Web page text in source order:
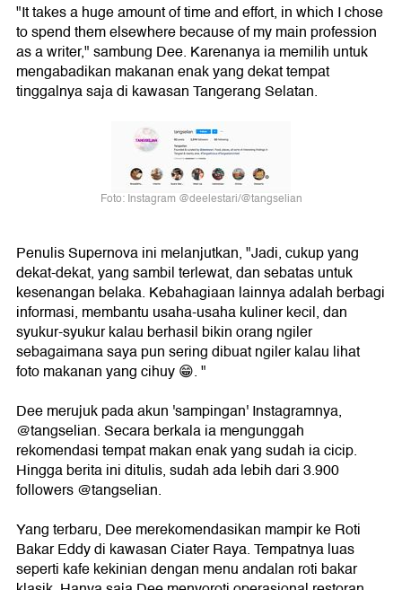
"It takes a huge amount of time and effort, in which I chose
to spend them elsewhere because of my main profession
as a writer," sambung Dee. Karenanya ia memilih untuk
mengabadikan makanan enak yang dekat tempat
tinggalnya saja di kawasan Tangerang Selatan.
Foto: Instagram @deelestari/@tangselian
Penulis Supernova ini melanjutkan, "Jadi, cukup yang
dekat-dekat, yang sambil terlewat, dan sebatas untuk
kesenangan belaka. Kebahagiaan lainnya adalah berbagi
informasi, membantu usaha-usaha kuliner kecil, dan
syukur-syukur kalau berhasil bikin orang ngiler
sebagaimana saya pun sering dibuat ngiler kalau lihat
foto makanan yang cihuy 😁. "
Dee merujuk pada akun 'sampingan' Instagramnya,
@tangselian. Secara berkala ia mengunggah
rekomendasi tempat makan enak yang sudah ia cicip.
Hingga berita ini ditulis, sudah ada lebih dari 3.900
followers @tangselian.
Yang terbaru, Dee merekomendasikan mampir ke Roti
Bakar Eddy di kawasan Ciater Raya. Tempatnya luas
seperti kafe kekinian dengan menu andalan roti bakar